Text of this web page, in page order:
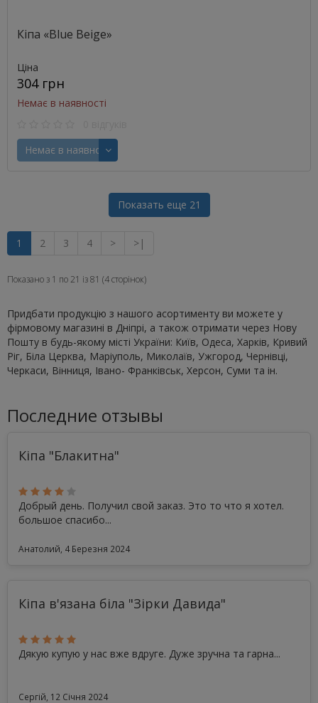
Кіпа «Blue Beige»
Ціна
304 грн
Немає в наявності
Немає в наявності
Показать еще 21
1 2 3 4 > >|
Показано з 1 по 21 із 81 (4 сторінок)
Придбати продукцію з нашого асортименту ви можете у
фірмовому магазині в Дніпрі, а також отримати через Нову
Пошту в будь-якому місті України: Київ, Одеса, Харків, Кривий
Ріг, Біла Церква, Маріуполь, Миколаїв, Ужгород, Чернівці,
Черкаси, Вінниця, Івано- Франківськ, Херсон, Суми та ін.
Последние отзывы
Кіпа "Блакитна"
Добрый день. Получил свой заказ. Это то что я хотел.
большое спасибо...
Анатолий, 4 Березня 2024
Кіпа в'язана біла "Зірки Давида"
Дякую купую у нас вже вдруге. Дуже зручна та гарна...
Сергій, 12 Січня 2024